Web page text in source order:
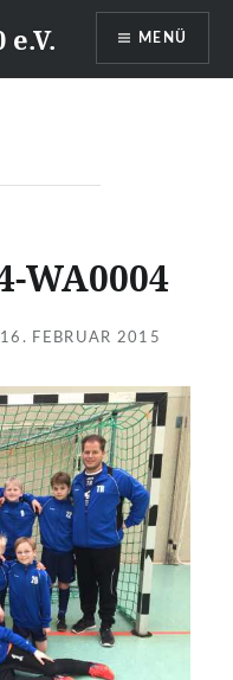
MENÜ
WA0004
16. FEBRUAR 2015